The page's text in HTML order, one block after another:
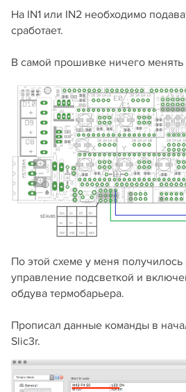
На IN1 или IN2 необходимо
сработает.
В самой прошивке ничего менять
По этой схеме у меня получилось
управление подсветкой и
обдува термобарьера.
Прописал данные команды в
Slic3r.